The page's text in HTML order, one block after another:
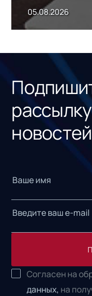
05.08.2026
Согласен на
данных, на